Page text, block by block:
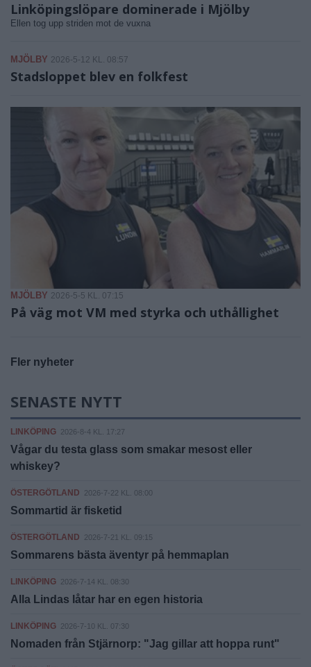
Linköpingslöpare dominerade i Mjölby
Ellen tog upp striden mot de vuxna
MJÖLBY 2026-5-12 KL. 08:57
Stadsloppet blev en folkfest
MJÖLBY 2026-5-5 KL. 07:15
På väg mot VM med styrka och uthållighet
Fler nyheter
SENASTE NYTT
LINKÖPING 2026-8-4 KL. 17:27
Vågar du testa glass som smakar mesost eller
whiskey?
ÖSTERGÖTLAND 2026-7-22 KL. 08:00
Sommartid är fisketid
ÖSTERGÖTLAND 2026-7-21 KL. 09:15
Sommarens bästa äventyr på hemmaplan
LINKÖPING 2026-7-14 KL. 08:30
Alla Lindas låtar har en egen historia
LINKÖPING 2026-7-10 KL. 07:30
Nomaden från Stjärnorp: "Jag gillar att hoppa runt"